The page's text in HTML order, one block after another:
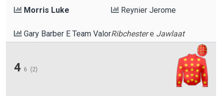
Morris Luke Reynier Jerome
Gary Barber E Team ValorRibchestere Jawlaat
4 6 (2)